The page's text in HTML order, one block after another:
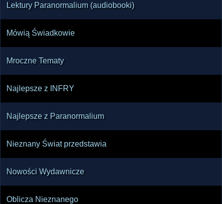
Lektury Paranormalium (audiobooki)
Mówią Świadkowie
Mroczne Tematy
Najlepsze z INFRY
Najlepsze z Paranormalium
Nieznany Świat przedstawia
Nowości Wydawnicze
Oblicza Nieznanego